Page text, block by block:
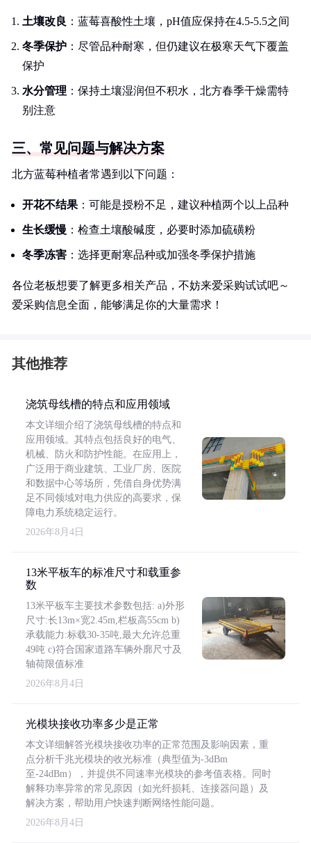
土壤改良 ：蓝莓喜酸性土壤，pH值应保持在4.5-5.5之间
冬季保护 ：尽管品种耐寒，但仍建议在极寒天气下覆盖
保护
水分管理 ：保持土壤湿润但不积水，北方春季干燥需特
别注意
三、常见问题与解决方案
北方蓝莓种植者常遇到以下问题：
开花不结果 ：可能是授粉不足，建议种植两个以上品种
生长缓慢 ：检查土壤酸碱度，必要时添加硫磺粉
冬季冻害 ：选择更耐寒品种或加强冬季保护措施
各位老板想要了解更多相关产品，不妨来爱采购试试吧～
爱采购信息全面，能够满足你的大量需求！
其他推荐
浇筑母线槽的特点和应用领域
本文详细介绍了浇筑母线槽的特点和
应用领域。其特点包括良好的电气、
机械、防火和防护性能。在应用上，
广泛用于商业建筑、工业厂房、医院
和数据中心等场所，凭借自身优势满
足不同领域对电力供应的高要求，保
障电力系统稳定运行。
2026年8月4日
13米平板车的标准尺寸和载重参
数
13米平板车主要技术参数包括: a)外形
尺寸:长13m×宽2.45m,栏板高55cm b)
承载能力:标载30-35吨,最大允许总重
49吨 c)符合国家道路车辆外廓尺寸及
轴荷限值标准
2026年8月4日
光模块接收功率多少是正常
本文详细解答光模块接收功率的正常范围及影响因素，重
点分析千兆光模块的收光标准（典型值为-3dBm
至-24dBm），并提供不同速率光模块的参考值表格。同时
解释功率异常的常见原因（如光纤损耗、连接器问题）及
解决方案，帮助用户快速判断网络性能问题。
2026年8月4日